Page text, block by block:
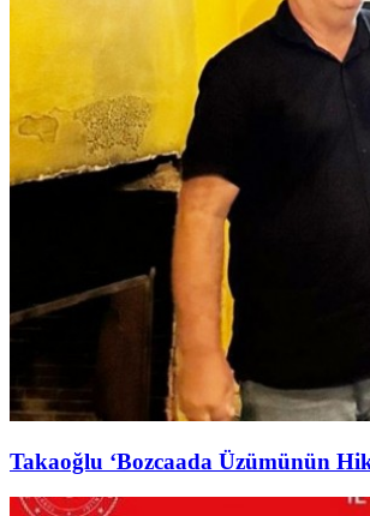
Takaoğlu ‘Bozcaada Üzümünün